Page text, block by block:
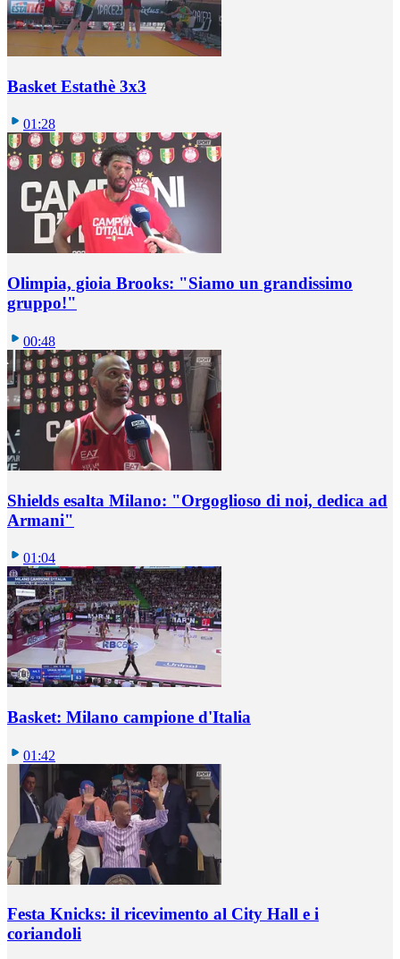
Basket Estathè 3x3
01:28
Olimpia, gioia Brooks: "Siamo un grandissimo
gruppo!"
00:48
Shields esalta Milano: "Orgoglioso di noi, dedica ad
Armani"
01:04
Basket: Milano campione d'Italia
01:42
Festa Knicks: il ricevimento al City Hall e i
coriandoli